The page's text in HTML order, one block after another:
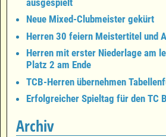
Neue Mixed-Clubmeister gekürt
Herren 30 feiern Meistertitel und
Herren mit erster Niederlage am
Platz 2 am Ende
TCB-Herren übernehmen
Erfolgreicher Spieltag für den TC
Archiv